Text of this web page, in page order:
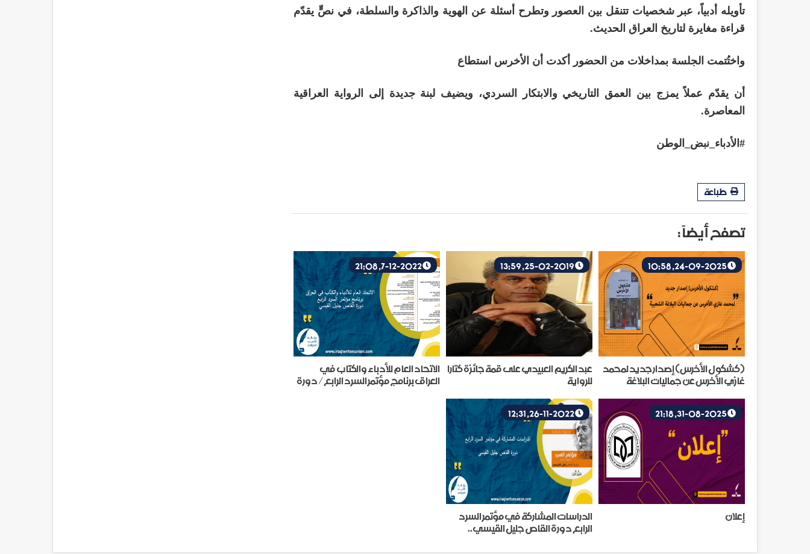
تأويله أدبياً، عبر شخصيات تتنقل بين العصور وتطرح أسئلة عن الهوية والذاكرة والسلطة، في نصٍّ يقدّم
قراءة مغايرة لتاريخ العراق الحديث.
واختُتمت الجلسة بمداخلات من الحضور أكدت أن الأخرس استطاع
أن يقدّم عملاً يمزج بين العمق التاريخي والابتكار السردي، ويضيف لبنة جديدة إلى الرواية العراقية
المعاصرة.
#الأدباء_نبض_الوطن
طباعة
تصفح أيضاً :
(كشكول الأخرس) إصدار جديد لمحمد
غازي الأخرس عن جماليات البلاغة
25-02-2019, 13:59
عبد الكريم العبيدي على قمة جائزة كتارا
للرواية
7-12-2022, 21:08
الاتحاد العام للأدباء والكتّاب في
العراق برنامج مؤتمر السرد الرابع/ دورة
إعلان
26-11-2022, 12:31
الدراسات المشاركة في مؤتمر السرد
الرابع دورة القاص جليل القيسي..